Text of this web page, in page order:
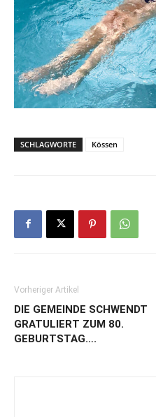
SCHLAGWORTE Kössen
Vorheriger Artikel
DIE GEMEINDE SCHWENDT
GRATULIERT ZUM 80.
GEBURTSTAG….